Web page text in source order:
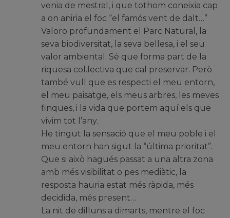
venia de mestral, i que tothom coneixia cap
a on aniria el foc “el famós vent de dalt…”
Valoro profundament el Parc Natural, la
seva biodiversitat, la seva bellesa, i el seu
valor ambiental. Sé que forma part de la
riquesa col.lectiva que cal preservar. Però
també vull que es respecti el meu entorn,
el meu paisatge, els meus arbres, les meves
finques, i la vida que portem aquí els que
vivim tot l’any.
He tingut la sensació que el meu poble i el
meu entorn han sigut la “última prioritat”.
Que si això hagués passat a una altra zona
amb més visibilitat o pes mediàtic, la
resposta hauria estat més ràpida, més
decidida, més present…
La nit de dilluns a dimarts, mentre el foc